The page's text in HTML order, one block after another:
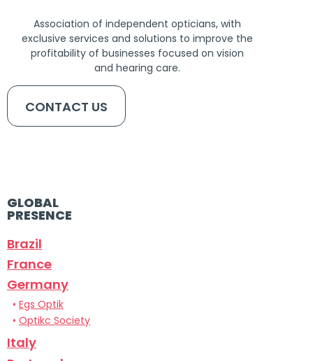
Association of independent opticians, with
exclusive services and solutions to improve the
profitability of businesses focused on vision
and hearing care.
CONTACT US
GLOBAL
PRESENCE
Brazil
France
Germany
• Egs Optik
• Optikc Society
Italy